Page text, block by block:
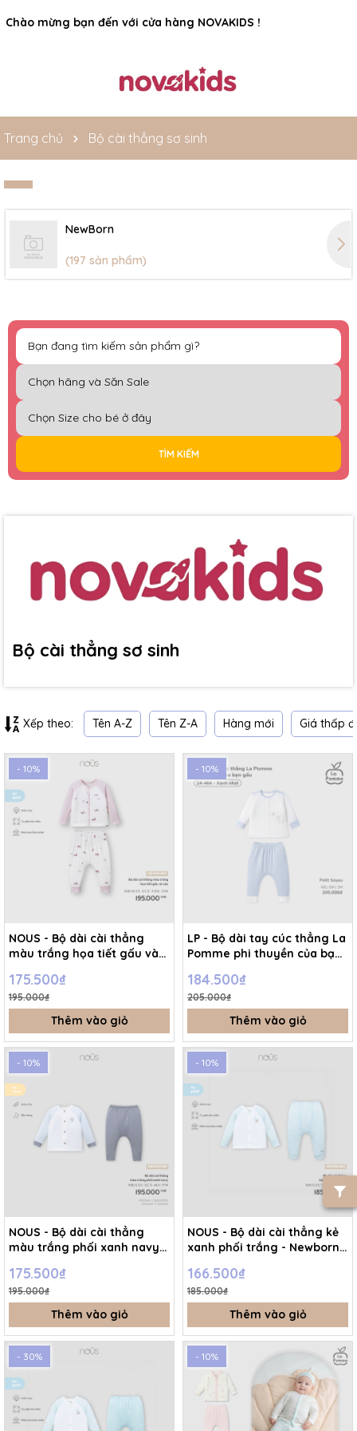
Rất nhiều ưu đãi và chương trình khuyến mãi đang chờ đợi
bạn
Trang chủ Bộ cài thẳng sơ sinh
NewBorn
(197 sản phẩm)
TÌM KIẾM
Bộ cài thẳng sơ sinh
Xếp theo: Tên A-Z Tên Z-A Hàng mới Giá thấp
- 10%
NOUS - Bộ dài cài thẳng
màu trắng họa tiết gấu và
175.500₫
195.000₫
Thêm vào giỏ
- 10%
LP - Bộ dài tay cúc thẳng La
Pomme phi thuyền của bạn
- SS26.T6A
184.500₫
205.000₫
Thêm vào giỏ
- 10%
NOUS - Bộ dài cài thẳng
màu trắng phối xanh navy -
175.500₫
195.000₫
Thêm vào giỏ
- 10%
NOUS - Bộ dài cài thẳng kẻ
xanh phối trắng - Newborn -
166.500₫
185.000₫
Thêm vào giỏ
- 30% - 10%